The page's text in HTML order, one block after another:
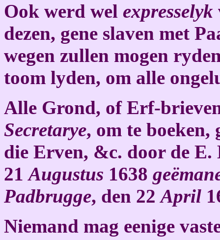
Ook werd wel expresselyk
dezen, gene slaven met
wegen zullen mogen
toom lyden, om alle
Alle Grond, of Erf-
Secretarye, om te boeken,
die Erven, &c. door de E.
21Augustus 1638
Padbrugge, den 22April
Niemand mag eenige